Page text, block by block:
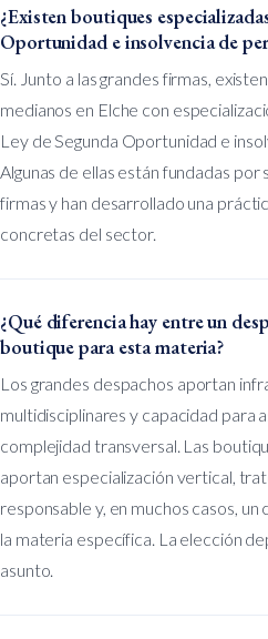
¿Existen boutiques
Oportunidad e insolvencia de
Sí. Junto a las grandes firmas,
medianos en Elche con
Ley de Segunda Oportunidad e
Algunas de ellas están fundadas
firmas y han desarrollado una
concretas del sector.
¿Qué diferencia hay entre un
boutique para esta materia?
Los grandes despachos aportan
multidisciplinares y capacidad para
complejidad transversal. Las
aportan especialización vertical,
responsable y, en muchos casos,
la materia específica. La elección
asunto.